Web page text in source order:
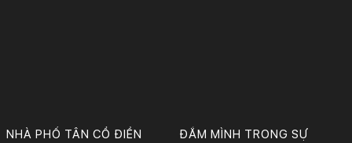
NHÀ PHỐ TÂN CỔ ĐIỂN
ĐẮM MÌNH TRONG SỰ